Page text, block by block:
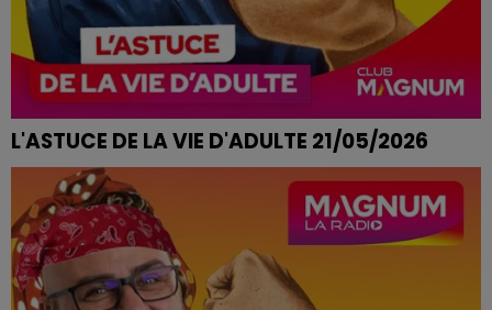
L'ASTUCE DE LA VIE D'ADULTE 21/05/2026
TRANSPIRATION ET ODEURS D'ETE